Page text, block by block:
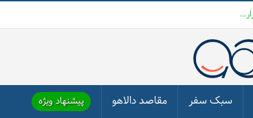
سبک سفر مقاصد دالاهو پیشنهاد ویژه